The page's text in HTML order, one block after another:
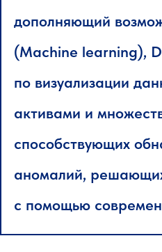
дополняющий
(Machine learning),
по визуализации
активами и
способствующих
аномалий,
с помощью